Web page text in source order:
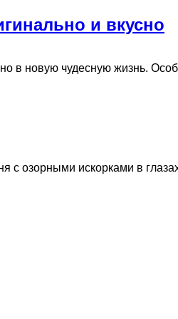
и вкусно
в новую чудесную жизнь.
озорными искорками в